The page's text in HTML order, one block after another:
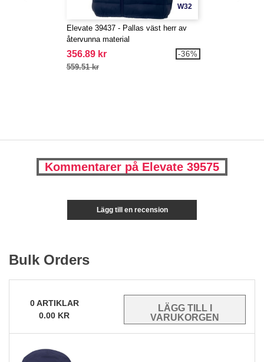
W32
Elevate 39437 - Pallas väst herr av
återvunna material
356.89 kr
559.51 kr
-36%
Kommentarer på Elevate 39575
Lägg till en recension
Bulk Orders
0ARTIKLAR
0.00 KR